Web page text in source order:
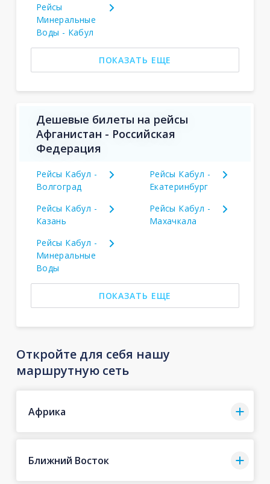
Рейсы
Минеральные
Воды - Кабул
ПОКАЗАТЬ ЕЩЕ
Дешевые билеты на рейсы
Афганистан - Российская
Федерация
Рейсы Кабул -
Волгоград
Рейсы Кабул -
Екатеринбург
Рейсы Кабул -
Казань
Рейсы Кабул -
Махачкала
Рейсы Кабул -
Минеральные
Воды
ПОКАЗАТЬ ЕЩЕ
Откройте для себя нашу
маршрутную сеть
Африка
Ближний Восток